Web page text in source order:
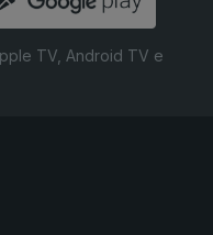
TV, Android TV e